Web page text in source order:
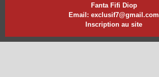
Fanta Fifi Diop
Email: exclusif7@gmail.com
Inscription au site